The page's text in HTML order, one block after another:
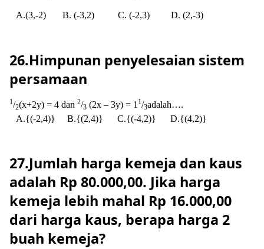
A.(3,-2) B. (-3,2) C. (-2,3) D. (2,-3)
26.Himpunan penyelesaian sistem
persamaan
1/2(x+2y) = 4 dan 2/3 (2x – 3y) = 1 1/3adalah….
A.{(-2,4)}
B.{(2,4)} C.{(-4,2)} D.{(4,2)}
27.Jumlah harga kemeja dan kaus
adalah Rp 80.000,00. Jika harga
kemeja lebih mahal Rp 16.000,00
dari harga kaus, berapa harga 2
buah kemeja?